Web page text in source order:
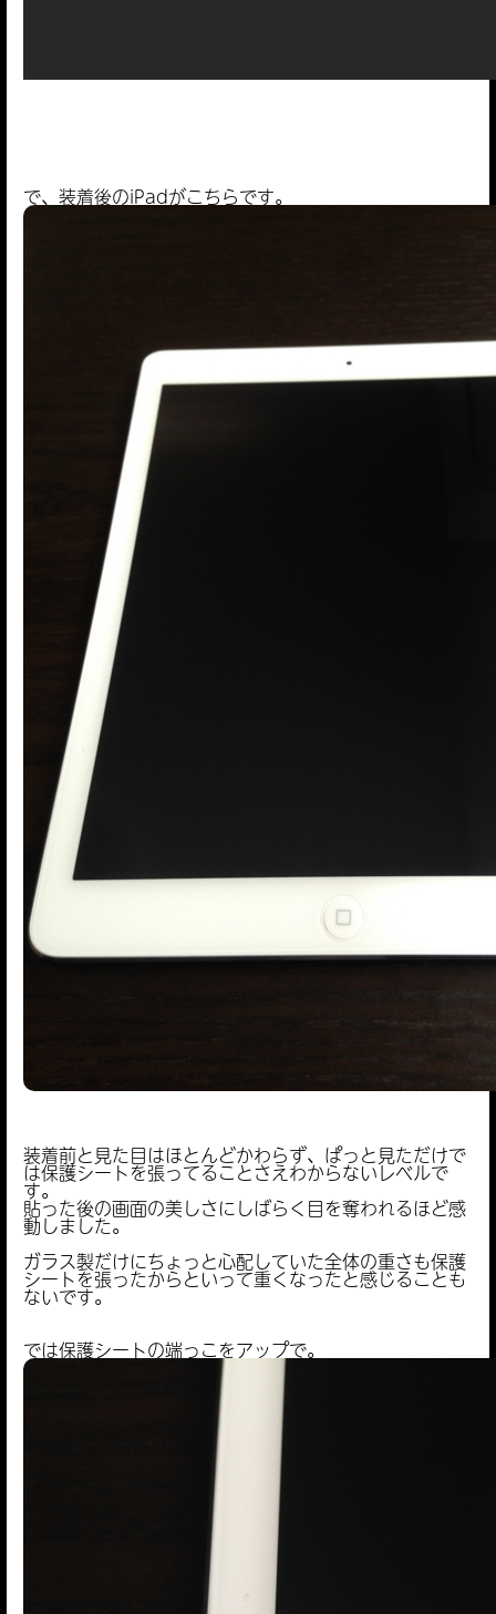
で、装着後のiPadがこちらです。
装着前と見た目はほとんどかわらず、ぱっと見ただけで
は保護シートを張ってることさえわからないレベルで
す。
貼った後の画面の美しさにしばらく目を奪われるほど感
動しました。
ガラス製だけにちょっと心配していた全体の重さも保護
シートを張ったからといって重くなったと感じることも
ないです。
では保護シートの端っこをアップで。